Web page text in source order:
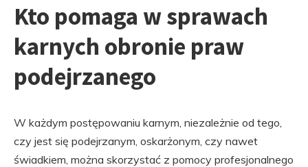
Kto pomaga w sprawach
karnych obronie praw
podejrzanego
W każdym postępowaniu karnym, niezależnie od tego,
czy jest się podejrzanym, oskarżonym, czy nawet
świadkiem, można skorzystać z pomocy profesjonalnego